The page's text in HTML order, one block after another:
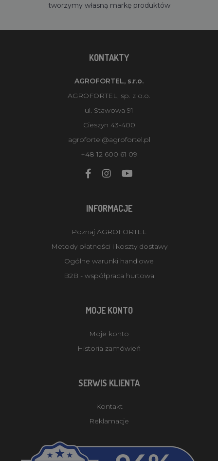
tworzymy własną markę produktów
KONTAKTY
AGROFORTEL, s.r.o.
AGROFORTEL, sp. z o.o.
ul. Stawowa 91
Cieszyn 43-400
agrofortel@agrofortel.pl
+48 12 600 61 09
INFORMACJE
Poznaj AGROFORTEL
Metody płatności i koszty dostawy
Ogólne warunki handlowe
B2B - współpraca hurtowa
MOJE KONTO
Moje konto
Historia zamówień
SERWIS KLIENTA
Kontakt
Reklamacje